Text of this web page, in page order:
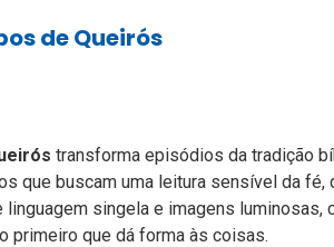
de Queirós
transforma episódios da tradição
que buscam uma leitura sensível da fé,
linguagem singela e imagens luminosas,
primeiro que dá forma às coisas.